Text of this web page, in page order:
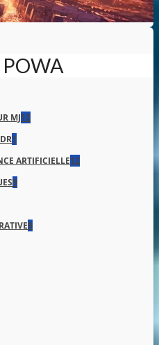
POWA
MJ12
1
ARTIFICIELLE12
9
9